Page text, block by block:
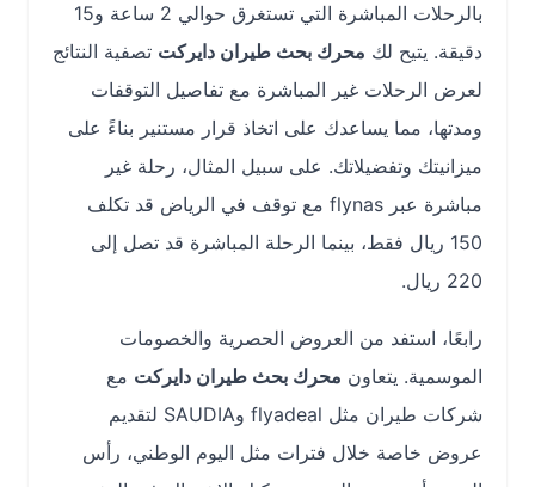
بالرحلات المباشرة التي تستغرق حوالي 2 ساعة و15
دقيقة. يتيح لكمحرك بحث طيران دايركتتصفية النتائج
لعرض الرحلات غير المباشرة مع تفاصيل التوقفات
ومدتها، مما يساعدك على اتخاذ قرار مستنير بناءً على
ميزانيتك وتفضيلاتك. على سبيل المثال، رحلة غير
مباشرة عبر flynas مع توقف في الرياض قد تكلف
150 ريال فقط، بينما الرحلة المباشرة قد تصل إلى
رابعًا، استفد من العروض الحصرية والخصومات
الموسمية. يتعاونمحرك بحث طيران دايركتمع
شركات طيران مثل flyadeal وSAUDIA لتقديم
عروض خاصة خلال فترات مثل اليوم الوطني، رأس